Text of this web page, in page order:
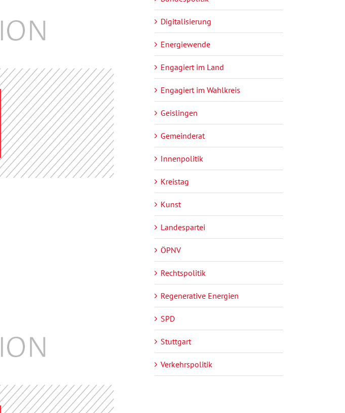
Digitalisierung
Energiewende
Engagiert im Land
Engagiert im Wahlkreis
Geislingen
Gemeinderat
Innenpolitik
Kreistag
Kunst
Landespartei
ÖPNV
Rechtspolitik
Regenerative Energien
SPD
Stuttgart
Verkehrspolitik